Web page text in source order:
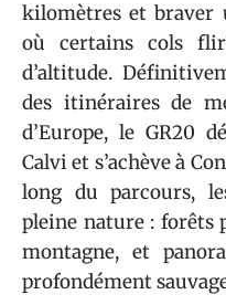
kilomètres et braver
où certains cols
d’altitude.
des itinéraires de
d’Europe, le GR20
Calvi et s’achève à
long du parcours,
pleine nature : forêts
montagne, et
profondément